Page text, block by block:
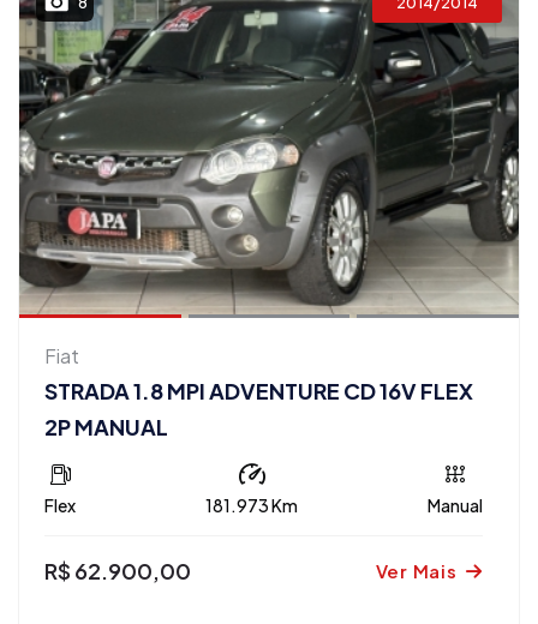
Fiat
STRADA 1.8 MPI ADVENTURE CD 16V FLEX
2P MANUAL
Flex 181.973 Km Manual
R$ 62.900,00 Ver Mais